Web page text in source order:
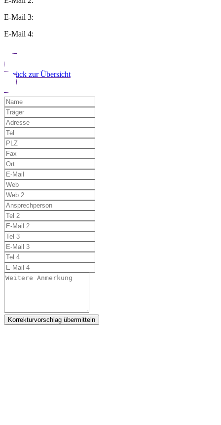
E-Mail 3:
E-Mail 4:
Zurück zur Übersicht
Korrekturvorschlag übermitteln